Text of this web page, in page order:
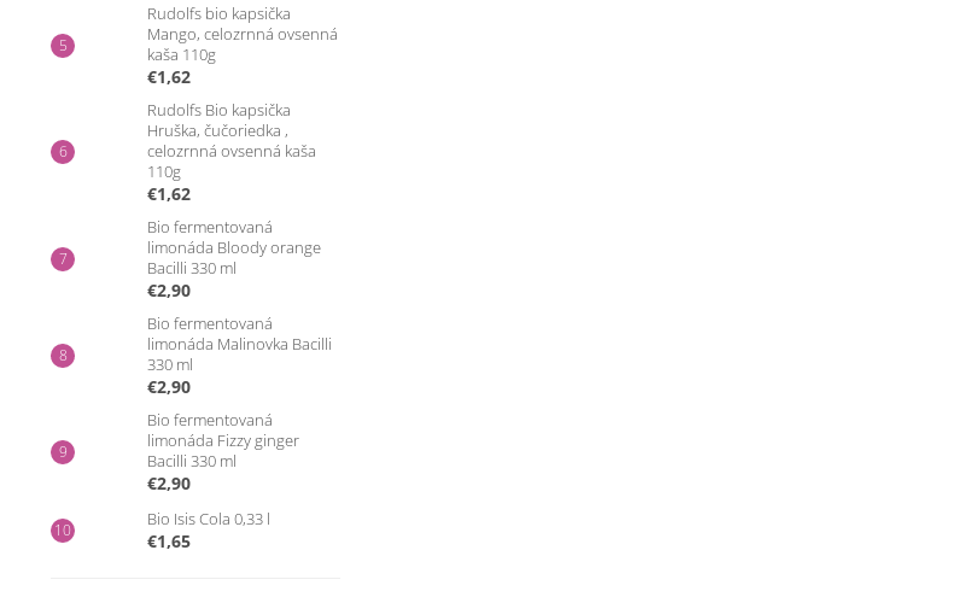
Rudolfs bio kapsička
Mango, celozrnná ovsenná
kaša 110g
€1,62
Rudolfs Bio kapsička
Hruška, čučoriedka ,
celozrnná ovsenná kaša
110g
€1,62
Bio fermentovaná
limonáda Bloody orange
Bacilli 330 ml
€2,90
Bio fermentovaná
limonáda Malinovka Bacilli
330 ml
€2,90
Bio fermentovaná
limonáda Fizzy ginger
Bacilli 330 ml
€2,90
Bio Isis Cola 0,33 l
€1,65